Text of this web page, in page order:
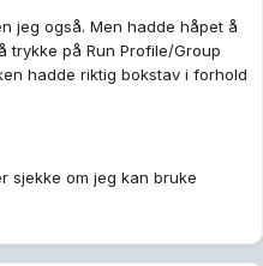
jeg også. Men hadde håpet å
trykke på Run Profile/Group
hadde riktig bokstav i forhold
sjekke om jeg kan bruke